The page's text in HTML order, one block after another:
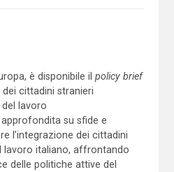
è disponibile il policy brief
cittadini stranieri
lavoro
approfondita su sfide e
l’integrazione dei cittadini
lavoro italiano, affrontando
delle politiche attive del